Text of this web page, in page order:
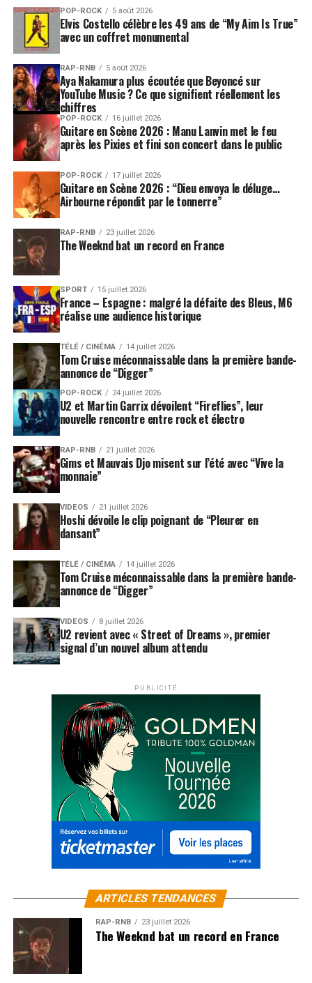
sur tous les réseaux Epicurieux (Instagram, Facebook,
Youtube) et chez Jamy (Twitter, Linkedin) et à poser ses
questions précédées du #DisJamy.
SUJETS ASSOCIÉS: CYRIL LIGNAC
KARINE LE MARCHAND
PHILIPPE ETCHEBEST
POP-ROCK 5 août 2026
Elvis Costello célèbre les 49 ans de “My Aim Is True”
avec un coffret monumental
RAP-RNB 5 août 2026
Aya Nakamura plus écoutée que Beyoncé sur
YouTube Music ? Ce que signifient réellement les
chiffres
POP-ROCK 16 juillet 2026
Guitare en Scène 2026 : Manu Lanvin met le feu
après les Pixies et fini son concert dans le public
POP-ROCK 17 juillet 2026
Guitare en Scène 2026 : “Dieu envoya le déluge…
Airbourne répondit par le tonnerre”
RAP-RNB 23 juillet 2026
The Weeknd bat un record en France
SPORT 15 juillet 2026
France – Espagne : malgré la défaite des Bleus, M6
réalise une audience historique
TÉLÉ / CINÉMA 14 juillet 2026
Tom Cruise méconnaissable dans la première bande-
annonce de “Digger”
POP-ROCK 24 juillet 2026
U2 et Martin Garrix dévoilent “Fireflies”, leur
nouvelle rencontre entre rock et électro
RAP-RNB 21 juillet 2026
Gims et Mauvais Djo misent sur l’été avec “Vive la
monnaie”
VIDEOS 21 juillet 2026
Hoshi dévoile le clip poignant de “Pleurer en
dansant”
TÉLÉ / CINÉMA 14 juillet 2026
Tom Cruise méconnaissable dans la première bande-
annonce de “Digger”
VIDEOS 8 juillet 2026
U2 revient avec « Street of Dreams », premier
signal d’un nouvel album attendu
PUBLICITÉ
ARTICLES TENDANCES
RAP-RNB 23 juillet 2026
The Weeknd bat un record en France